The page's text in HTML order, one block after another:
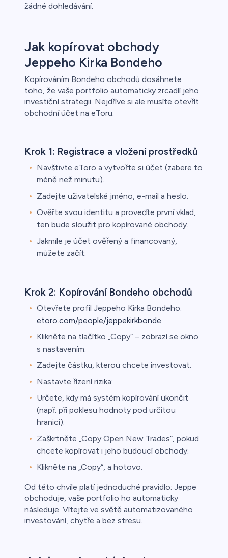
žádné dohledávání.
Jak kopírovat obchody
Jeppeho Kirka Bondeho
Kopírováním Bondeho obchodů dosáhnete
toho, že vaše portfolio automaticky zrcadlí jeho
investiční strategii. Nejdříve si ale musíte otevřít
obchodní účet na eToru.
Krok 1: Registrace a vložení prostředků
Navštivte eToro a vytvořte si účet (zabere to
méně než minutu).
Zadejte uživatelské jméno, e-mail a heslo.
Ověřte svou identitu a proveďte první vklad,
ten bude sloužit pro kopírované obchody.
Jakmile je účet ověřený a financovaný,
můžete začít.
Krok 2: Kopírování Bondeho obchodů
Otevřete profil Jeppeho Kirka Bondeho:
etoro.com/people/jeppekirkbonde
Klikněte na tlačítko „Copy“ – zobrazí se okno
s nastavením.
Zadejte částku, kterou chcete investovat.
Nastavte řízení rizika:
Určete, kdy má systém kopírování ukončit
(např. při poklesu hodnoty pod určitou
hranici).
Zaškrtněte „Copy Open New Trades“, pokud
chcete kopírovat i jeho budoucí obchody.
Klikněte na „Copy“, a hotovo.
Od této chvíle platí jednoduché pravidlo: Jeppe
obchoduje, vaše portfolio ho automaticky
následuje. Vítejte ve světě automatizovaného
investování, chytře a bez stresu.